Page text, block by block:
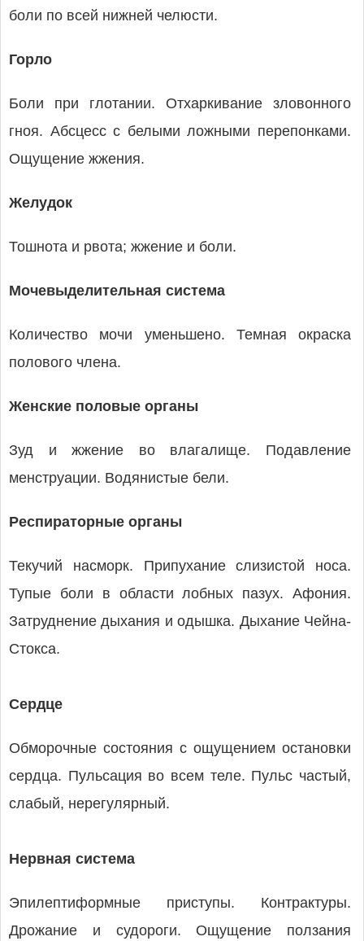
боли по всей нижней челюсти.
Горло
Боли при глотании. Отхаркивание зловонного
гноя. Абсцесс с белыми ложными перепонками.
Ощущение жжения.
Желудок
Тошнота и рвота; жжение и боли.
Мочевыделительная система
Количество мочи уменьшено. Темная окраска
полового члена.
Женские половые органы
Зуд и жжение во влагалище. Подавление
менструации. Водянистые бели.
Респираторные органы
Текучий насморк. Припухание слизистой носа.
Тупые боли в области лобных пазух. Афония.
Затруднение дыхания и одышка. Дыхание Чейна-
Стокса.
Сердце
Обморочные состояния с ощущением остановки
сердца. Пульсация во всем теле. Пульс частый,
слабый, нерегулярный.
Нервная система
Эпилептиформные приступы. Контрактуры.
Дрожание и судороги. Ощущение ползания